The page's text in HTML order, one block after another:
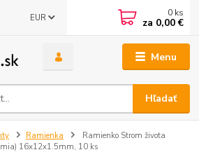
Menu
EUR
Hľadať
0 ks
za 0,00 €
Ramienka
Ramienko Strom života
16x12x1.5mm, 10 ks